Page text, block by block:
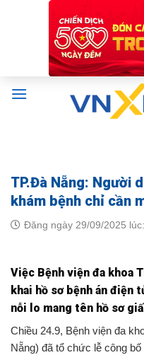
TP.Đà Nẵng: Người
khám bệnh chỉ cần
Đăng ngày 29/09/2025
Việc Bệnh viện đa khoa
khai hồ sơ bệnh án điện
nỗi lo mang tên hồ sơ
Chiều 24.9, Bệnh viện đa
Nẵng) đã tổ chức lễ công